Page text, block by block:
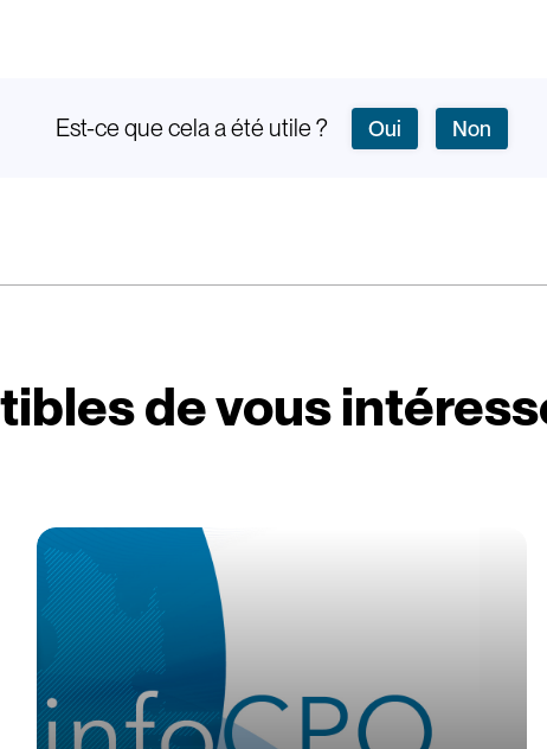
Est-ce que cela a été utile ? Oui Non
de vous